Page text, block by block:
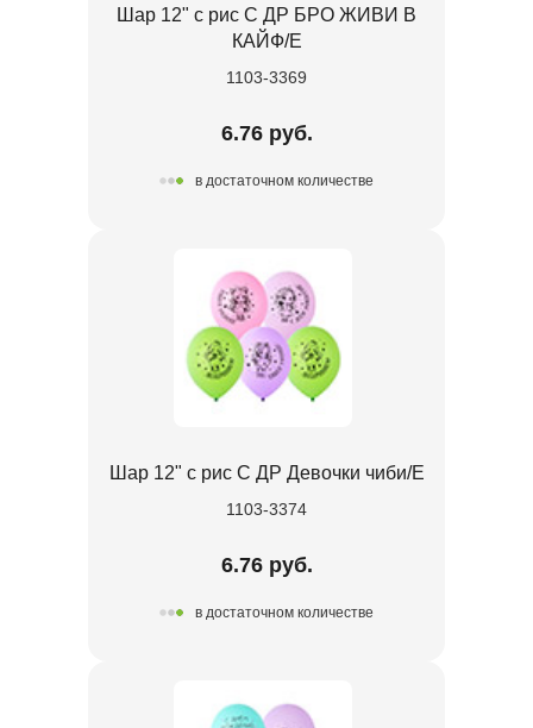
Шар 12" с рис С ДР БРО ЖИВИ В
КАЙФ/E
1103-3369
6.76 руб.
в достаточном количестве
Шар 12" с рис С ДР Девочки чиби/E
1103-3374
6.76 руб.
в достаточном количестве